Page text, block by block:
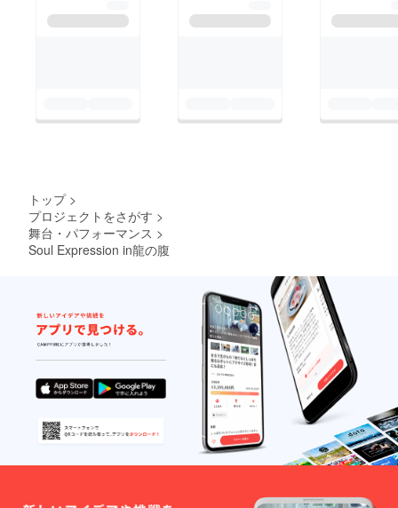
トップ >
プロジェクトをさがす >
舞台・パフォーマンス >
Soul Expression in龍の腹